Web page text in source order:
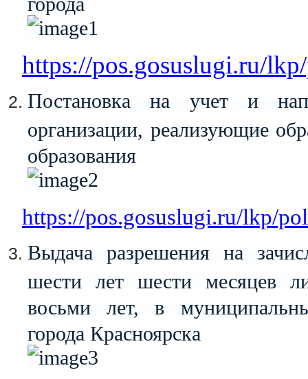
https://pos.gosuslugi.ru/
Постановка на учет и
организации, реализующие
образования
https://pos.gosuslugi.ru/lkp/
Выдача разрешения на
шести лет шести месяцев
восьми лет, в
города Красноярска